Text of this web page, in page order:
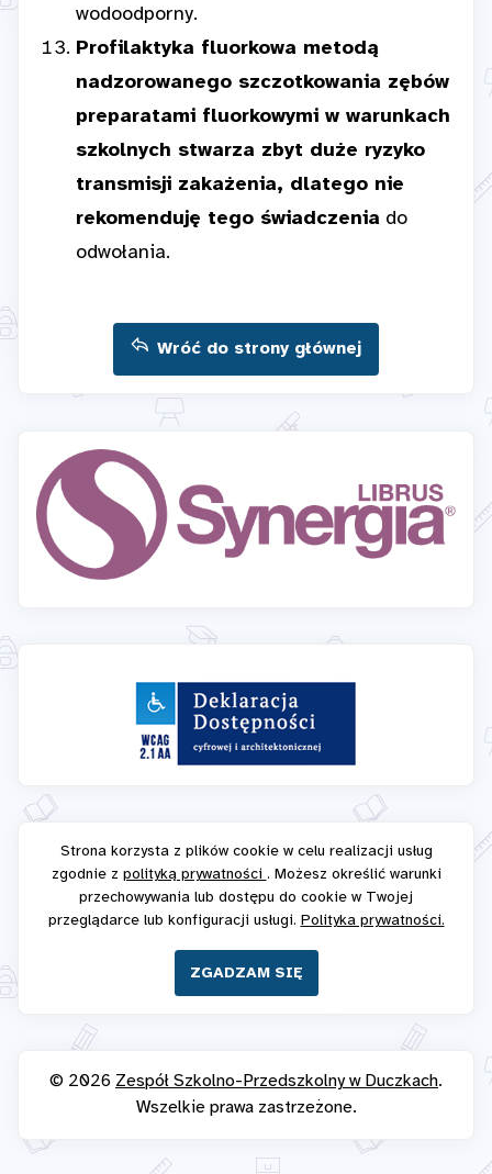
wodoodporny.
Profilaktyka fluorkowa metodą
nadzorowanego szczotkowania zębów
preparatami fluorkowymi w warunkach
szkolnych stwarza zbyt duże ryzyko
transmisji zakażenia, dlatego nie
rekomenduję tego świadczenia do
odwołania.
Wróć do strony głównej
Strona korzysta z plików cookie w celu realizacji usług
zgodnie z polityką prywatności . Możesz określić warunki
przechowywania lub dostępu do cookie w Twojej
przeglądarce lub konfiguracji usługi. Polityka prywatności.
ZGADZAM SIĘ
© 2026 Zespół Szkolno-Przedszkolny w Duczkach.
Wszelkie prawa zastrzeżone.